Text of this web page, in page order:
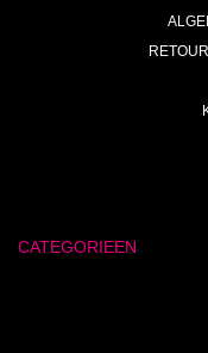
CATEGORIEEN